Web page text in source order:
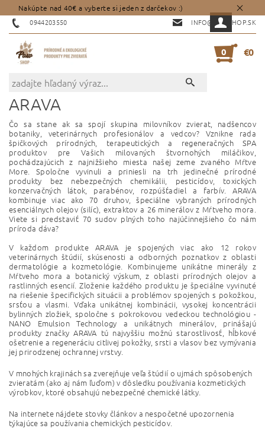
Nakúpte nad 40€ a vyberte si jeden z darčekov :)
0944203550
INFO@PAWSHOP.SK
0 €0
ARAVA
Čo sa stane ak sa spojí skupina milovníkov zvierat, nadšencov
botaniky, veterinárnych profesionálov a vedcov? Vznikne rada
špičkových prírodných, terapeutických a regeneračných SPA
produktov pre Vašich milovaných štvornohých miláčikov,
pochádzajúcich z najnižšieho miesta našej zeme zvaného Mŕtve
More. Spoločne vyvinuli a priniesli na trh jedinečné prírodné
produkty bez nebezpečných chemikálii, pesticídov, toxických
konzervačných látok, parabénov, rozpúšťadiel a farbív. ARAVA
kombinuje viac ako 70 druhov, špeciálne vybraných prírodných
esenciálnych olejov (silíc), extraktov a 26 minerálov z Mŕtveho mora.
Viete si predstaviť 70 sudov plných toho najúčinnejšieho čo nám
príroda dáva?
V každom produkte ARAVA je spojených viac ako 12 rokov
veterinárnych štúdií, skúsenosti a odborných poznatkov z oblasti
dermatológie a kozmetológie. Kombinujeme unikátne minerály z
Mŕtveho moraa botanický výskum, z oblasti prírodných olejov a
rastlinných esencií. Zloženie každého produktu je špeciálne vyvinuté
na riešenie špecifických situácii a problémov spojených s pokožkou,
srsťou a vlasmi. Vďaka unikátnej kombinácii, vysokej koncentrácii
bylinných zložiek, spoločne s pokrokovou vedeckou technológiou -
NANO Emulsion Technology a unikátnych minerálov, prinášajú
produkty značky ARAVA tú najvyššiu možnú starostlivosť, hĺbkové
ošetrenie a regeneráciu citlivej pokožky, srsti a vlasov bez vymývania
jej prirodzenej ochrannej vrstvy.
V mnohých krajinách sa zverejňuje veľa štúdií o ujmách spôsobených
zvieratám (ako aj nám ľuďom) v dôsledku používania kozmetických
výrobkov, ktoré obsahujú nebezpečné chemické látky.
Na internete nájdete stovky článkov a nespočetné upozornenia
týkajúce sa používania chemických pesticídov.